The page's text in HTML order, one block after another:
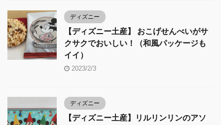
ディズニー
【ディズニー土産】 おこげせんべいがサ
クサクでおいしい！（和風パッケージも
イイ）
2023/2/3
ディズニー
【ディズニー土産】リルリンリンのアソ